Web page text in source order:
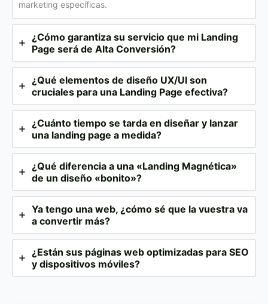
marketing específicas.
¿Cómo garantiza su servicio que mi Landing
Page será de Alta Conversión?
¿Qué elementos de diseño UX/UI son
cruciales para una Landing Page efectiva?
¿Cuánto tiempo se tarda en diseñar y lanzar
una landing page a medida?
¿Qué diferencia a una «Landing Magnética»
de un diseño «bonito»?
Ya tengo una web, ¿cómo sé que la vuestra va
a convertir más?
¿Están sus páginas web optimizadas para SEO
y dispositivos móviles?